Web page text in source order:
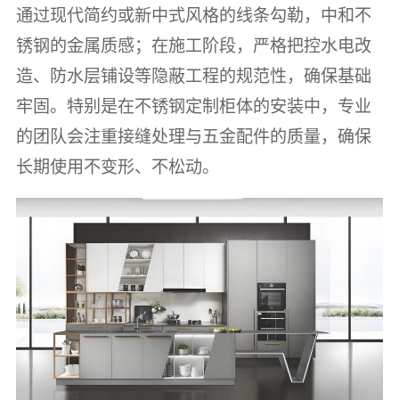
通过现代简约或新中式风格的线条勾勒，中和不
锈钢的金属质感；在施工阶段，严格把控水电改
造、防水层铺设等隐蔽工程的规范性，确保基础
牢固。特别是在不锈钢定制柜体的安装中，专业
的团队会注重接缝处理与五金配件的质量，确保
长期使用不变形、不松动。